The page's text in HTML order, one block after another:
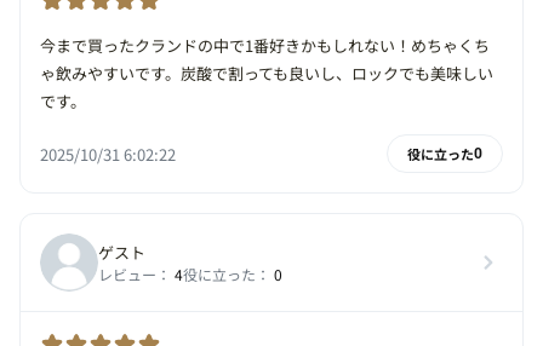
今まで買ったクランドの中で1番好きかもしれない！めちゃくち
ゃ飲みやすいです。炭酸で割っても良いし、ロックでも美味しい
です。
2025/10/31 6:02:22 役に立った0
ゲスト
レビュー： 4役に立った： 0